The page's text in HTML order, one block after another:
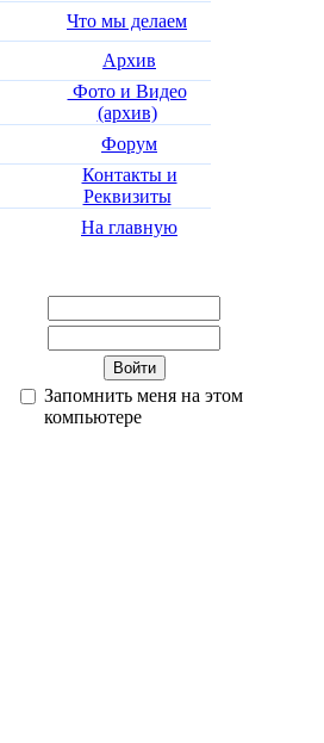
Что мы делаем
Архив
Фото и Видео
(архив)
Форум
Контакты и
Реквизиты
На главную
Запомнить меня на этом
компьютере